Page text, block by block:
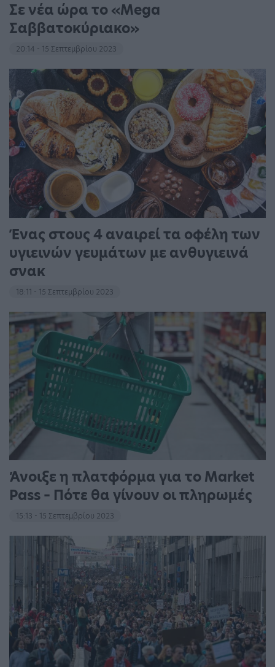
Σε νέα ώρα το «Mega
Σαββατοκύριακο»
20:14 - 15 Σεπτεμβρίου 2023
Ένας στους 4 αναιρεί τα οφέλη των
υγιεινών γευμάτων με ανθυγιεινά
σνακ
18:11 - 15 Σεπτεμβρίου 2023
Άνοιξε η πλατφόρμα για το Market
Pass – Πότε θα γίνουν οι πληρωμές
15:13 - 15 Σεπτεμβρίου 2023